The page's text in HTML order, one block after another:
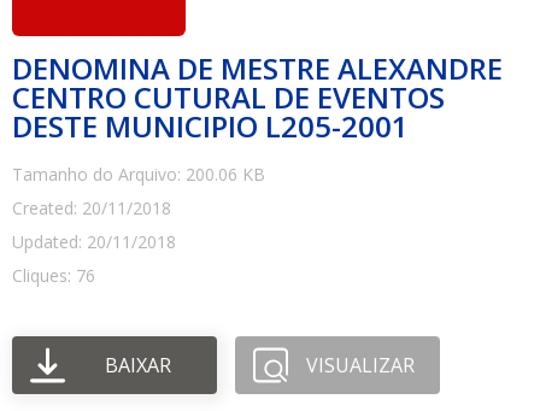
DENOMINA DE MESTRE ALEXANDRE
CENTRO CUTURAL DE EVENTOS
DESTE MUNICIPIO L205-2001
Tamanho do Arquivo: 200.06 KB
Created: 20/11/2018
Updated: 20/11/2018
Cliques: 76
BAIXAR VISUALIZAR